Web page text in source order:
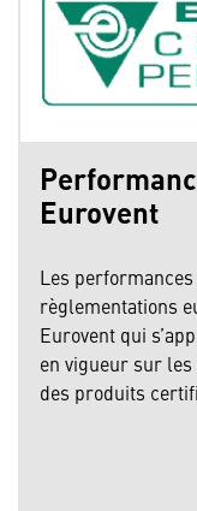
Eurovent
Les
règlementations
Eurovent qui
en vigueur sur
des produits